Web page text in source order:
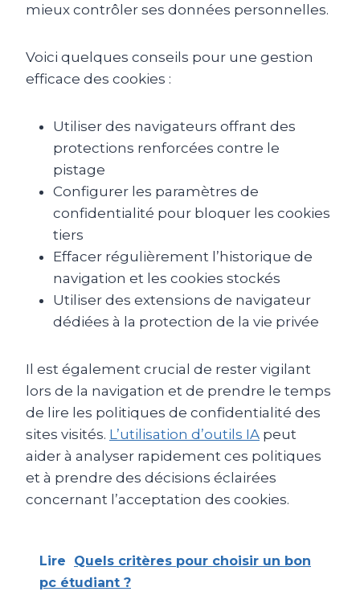
mieux contrôler ses données personnelles.
Voici quelques conseils pour une gestion
efficace des cookies :
Utiliser des navigateurs offrant des
protections renforcées contre le
pistage
Configurer les paramètres de
confidentialité pour bloquer les cookies
tiers
Effacer régulièrement l’historique de
navigation et les cookies stockés
Utiliser des extensions de navigateur
dédiées à la protection de la vie privée
Il est également crucial de rester vigilant
lors de la navigation et de prendre le temps
de lire les politiques de confidentialité des
sites visités. L’utilisation d’outils IA peut
aider à analyser rapidement ces politiques
et à prendre des décisions éclairées
concernant l’acceptation des cookies.
Lire
Quels critères pour choisir un bon
pc étudiant ?